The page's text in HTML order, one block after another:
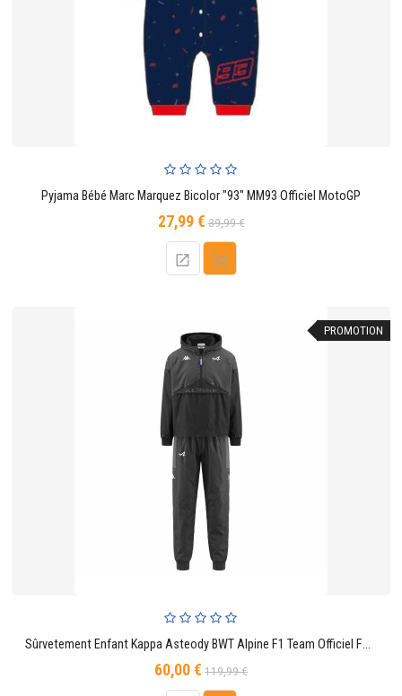
Pyjama Bébé Marc Marquez Bicolor "93" MM93 Officiel MotoGP
27,99 €Prix
de
base
39,99 €Prix
PROMOTION
Sûrvetement Enfant Kappa Asteody BWT Alpine F1 Team Officiel Formule 1
60,00 € Prix
de
119,99 €Prix